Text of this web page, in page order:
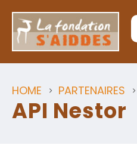
HOME PARTENAIRES
API Nestor